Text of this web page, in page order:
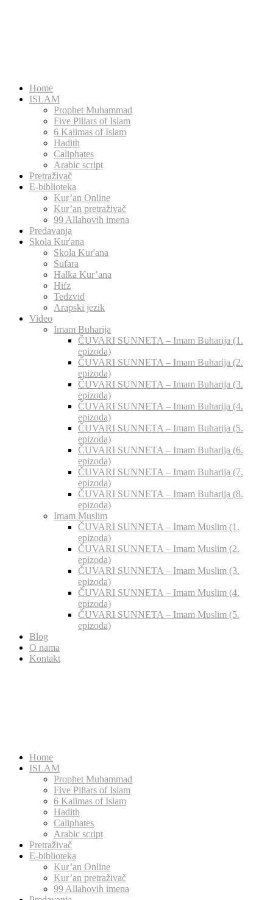
Home
ISLAM
Prophet Muhammad
Five Pillars of Islam
6 Kalimas of Islam
Hadith
Caliphates
Arabic script
Pretraživač
E-biblioteka
Kur’an Online
Kur’an pretraživač
99 Allahovih imena
Predavanja
Skola Kur'ana
Skola Kur'ana
Sufara
Halka Kur’ana
Hifz
Tedzvid
Arapski jezik
Video
Imam Buharija
ČUVARI SUNNETA – Imam Buharija (1.
epizoda)
ČUVARI SUNNETA – Imam Buharija (2.
epizoda)
ČUVARI SUNNETA – Imam Buharija (3.
epizoda)
ČUVARI SUNNETA – Imam Buharija (4.
epizoda)
ČUVARI SUNNETA – Imam Buharija (5.
epizoda)
ČUVARI SUNNETA – Imam Buharija (6.
epizoda)
ČUVARI SUNNETA – Imam Buharija (7.
epizoda)
ČUVARI SUNNETA – Imam Buharija (8.
epizoda)
Imam Muslim
ČUVARI SUNNETA – Imam Muslim (1.
epizoda)
ČUVARI SUNNETA – Imam Muslim (2.
epizoda)
ČUVARI SUNNETA – Imam Muslim (3.
epizoda)
ČUVARI SUNNETA – Imam Muslim (4.
epizoda)
ČUVARI SUNNETA – Imam Muslim (5.
epizoda)
Blog
O nama
Kontakt
Home
ISLAM
Prophet Muhammad
Five Pillars of Islam
6 Kalimas of Islam
Hadith
Caliphates
Arabic script
Pretraživač
E-biblioteka
Kur’an Online
Kur’an pretraživač
99 Allahovih imena